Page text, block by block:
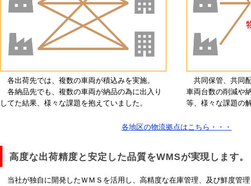
各出荷先では、複数の車両が積込みを実施。
各納品先でも、複数の車両が納品の為に出入り
してた結果、様々な課題を抱えていました。
共同保管、共同
車両台数の削減や
等、様々な課題の
各地区の物流拠点はこちら・・・
高度な出荷精度と安定した品質をWMSが実現します。
当社が独自に開発したＷＭＳを活用し、高精度な在庫管理、及び鮮度管